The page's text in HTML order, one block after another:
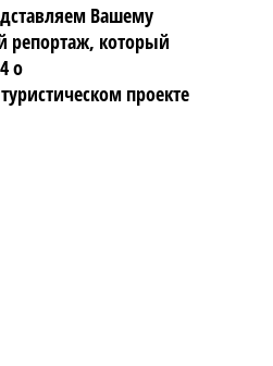
Вашему
который
о
проекте